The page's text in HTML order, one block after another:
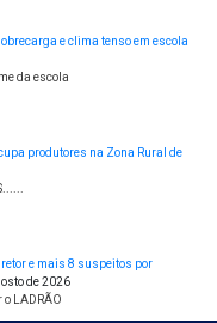
e clima tenso em escola
da escola
produtores na Zona Rural de
e mais 8 suspeitos por
de 2026
LADRÃO